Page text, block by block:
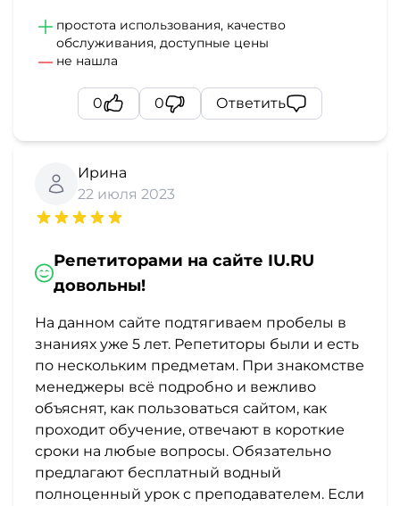
простота использования, качество
обслуживания, доступные цены
не нашла
0 0 Ответить
Ирина
22 июля 2023
Репетиторами на сайте IU.RU
довольны!
На данном сайте подтягиваем пробелы в
знаниях уже 5 лет. Репетиторы были и есть
по нескольким предметам. При знакомстве
менеджеры всё подробно и вежливо
объяснят, как пользоваться сайтом, как
проходит обучение, отвечают в короткие
сроки на любые вопросы. Обязательно
предлагают бесплатный водный
полноценный урок с преподавателем. Если